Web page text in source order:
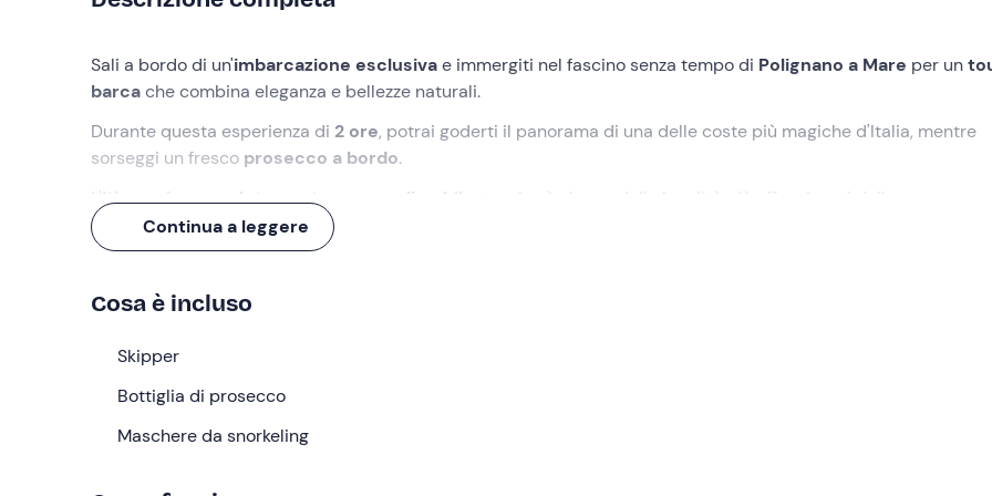
Sali a bordo di un'imbarcazione esclusivae immergiti nel fascino senza tempo di Polignano a Mare per un
barcache combina eleganza e bellezze naturali.
Durante questa esperienza di 2 ore, potrai goderti il panorama di una delle coste più magiche d'Italia, mentre
sorseggi un fresco prosecco a bordo.
L'itinerario,completamente personalizzabile
, toccherà alcune delle località più affascinanti della zona, come
Grotta Azzurra, la Grotta Verde
L'appuntamento è presso il
meraviglia e di relax lungo la
Lasciandoci il porticciolo alle spalle, ci dirigeremo verso incredibili meraviglie naturali come la
Grotta Verde, laGrotta Palazzese
Continua a leggere
Cosa è incluso
Skipper
Bottiglia di prosecco
Maschere da snorkeling